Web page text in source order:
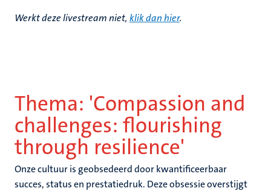
Werkt deze livestream niet, klik dan hier.
Thema: 'Compassion and
challenges: flourishing
through resilience'
Onze cultuur is geobsedeerd door kwantificeerbaar
succes, status en prestatiedruk. Deze obsessie overstijgt